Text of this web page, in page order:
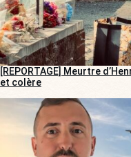
[REPORTAGE] Meurtre
et colère